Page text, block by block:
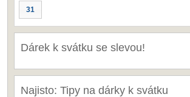
31
Dárek k svátku se slevou!
Najisto: Tipy na dárky k svátku